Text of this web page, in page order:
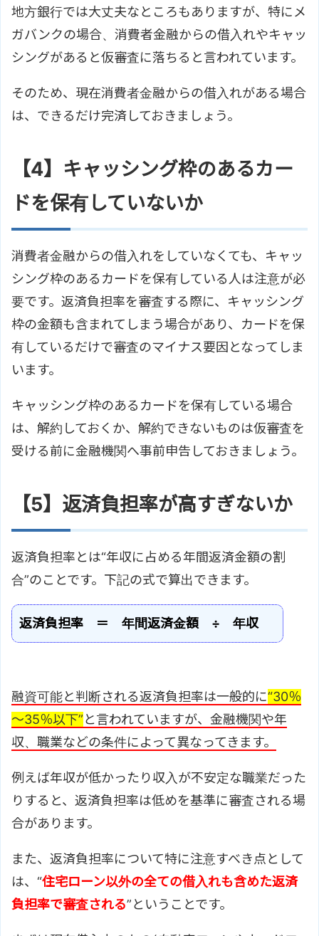
地方銀行では大丈夫なところもありますが、特にメ
ガバンクの場合、消費者金融からの借入れやキャッ
シングがあると仮審査に落ちると言われています。
そのため、現在消費者金融からの借入れがある場合
は、できるだけ完済しておきましょう。
【4】キャッシング枠のあるカー
ドを保有していないか
消費者金融からの借入れをしていなくても、キャッ
シング枠のあるカードを保有している人は注意が必
要です。返済負担率を審査する際に、キャッシング
枠の金額も含まれてしまう場合があり、カードを保
有しているだけで審査のマイナス要因となってしま
います。
キャッシング枠のあるカードを保有している場合
は、解約しておくか、解約できないものは仮審査を
受ける前に金融機関へ事前申告しておきましょう。
【5】返済負担率が高すぎないか
返済負担率とは“年収に占める年間返済金額の割
合”のことです。下記の式で算出できます。
返済負担率 ＝ 年間返済金額 ÷ 年収
融資可能と判断される返済負担率は一般的に“30％
～35％以下”と言われていますが、金融機関や年
収、職業などの条件によって異なってきます。
例えば年収が低かったり収入が不安定な職業だった
りすると、返済負担率は低めを基準に審査される場
合があります。
また、返済負担率について特に注意すべき点として
は、“住宅ローン以外の全ての借入れも含めた返済
負担率で審査される”ということです。